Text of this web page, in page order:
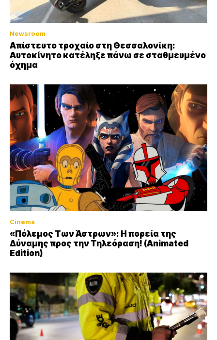
Newsroom
Απίστευτο τροχαίο στη Θεσσαλονίκη:
Αυτοκίνητο κατέληξε πάνω σε σταθμευμένο
όχημα
Cinema
«Πόλεμος Των Άστρων»: Η πορεία της
Δύναμης προς την Τηλεόραση! (Animated
Edition)